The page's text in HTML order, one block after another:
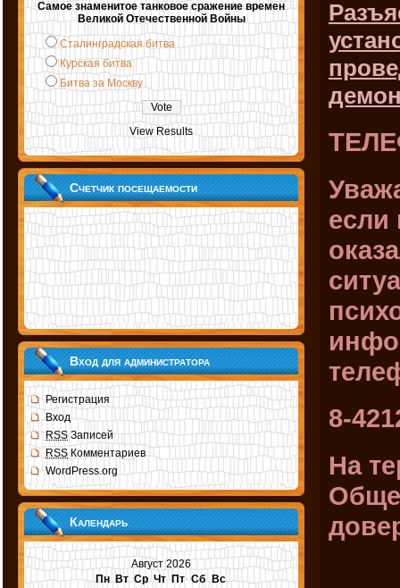
Самое знаменитое танковое сражение времен
Великой Отечественной Войны
Сталинградская битва
Курская битва
Битва за Москву
View Results
Счетчик посещаемости
Вход для администратора
Регистрация
Вход
RSSЗаписей
RSS Комментариев
WordPress.org
Календарь
Август 2026
Пн Вт Ср Чт Пт Сб Вс
если
8-
На